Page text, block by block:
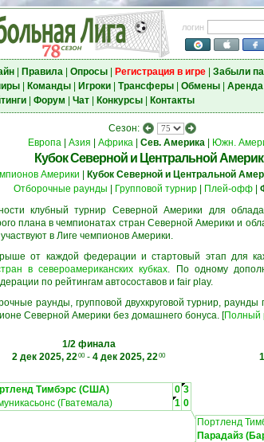
логин
| Правила| Опросы| Регистрация в игре| Забыли
| Команды| Игроки| Трансферы| Обмены| Аренда
| Форум Чат| Конкурсы| Контакты
Сезон:
Европа| Азия Африка| Сев. Америка| Южн.
Кубок Северной и Центральной
Америки Кубок Северной и Центральной
Отборочные раунды
Групповой турнир Плей-офф
клубный турнир Северной Америки для
плана в чемпионатах стран Северной Америки и
в Лиге чемпионов Америки.
от каждой федерации и стартовый этап для
в североамериканских кубках. По одному
по рейтингам автосоставов и fair play.
раунды, групповой двухкруговой турнир,
Северной Америки без домашнего бонуса. [Полный
1/2 финала
2 дек 2025, 2200- 4 дек 2025, 2200
Тимбэрс (США) 0 3
(Гватемала)
1 0
Портленд
Парадайз